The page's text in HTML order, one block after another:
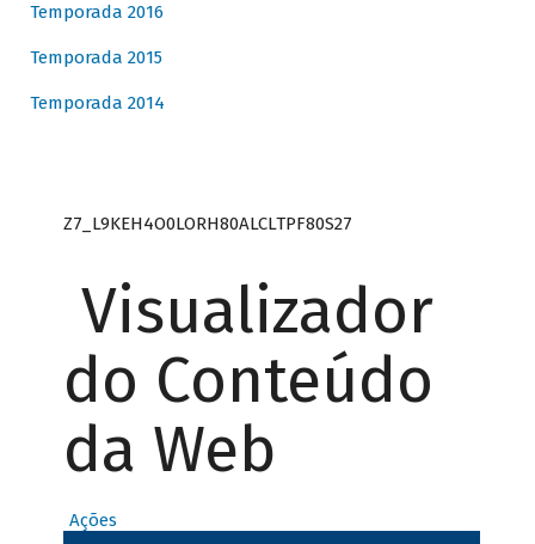
Temporada 2016
Temporada 2015
Temporada 2014
Z7_L9KEH4O0LORH80ALCLTPF80S27
Visualizador
do Conteúdo
da Web
Ações